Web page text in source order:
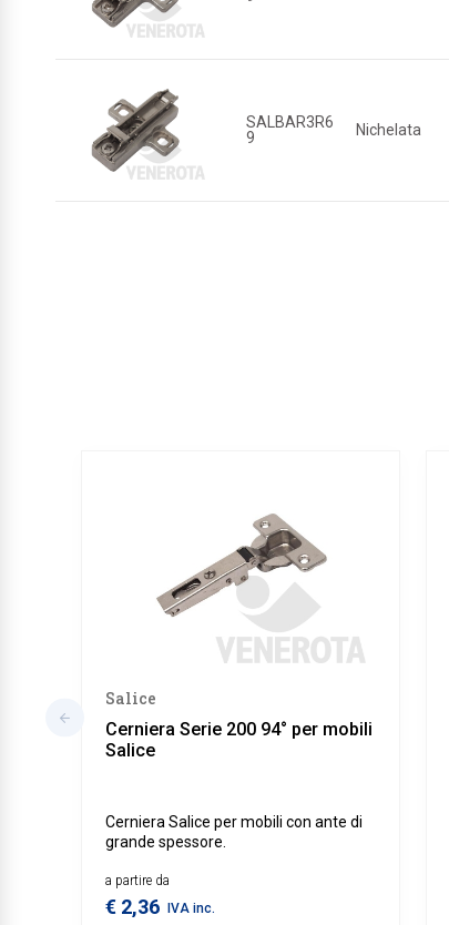
SALBAR3R6
9
Nichelata
Salice
Cerniera Serie 200 94° per mobili
Salice
Cerniera Salice per mobili con ante di
grande spessore.
a partire da
€ 2,36 IVA inc.